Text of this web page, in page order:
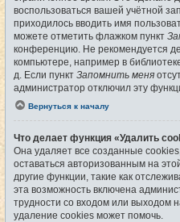
воспользоваться вашей учётной
приходилось вводить имя
можете отметить флажком пункт
конференцию. Не рекомендуется
компьютере, например в
д. Если пункт Запомнить меня
администратор отключил эту
Вернуться к началу
Что делает функция «Удалить
Она удаляет все созданные
оставаться авторизованным на
другие функции, такие как
эта возможность включена
трудности со входом или выходом
удаление cookies может помочь.